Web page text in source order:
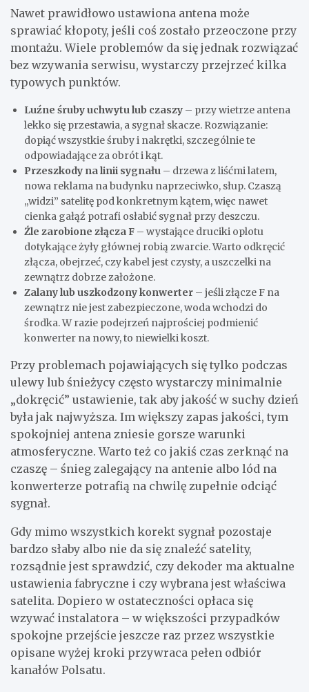
Nawet prawidłowo ustawiona antena może
sprawiać kłopoty, jeśli coś zostało przeoczone przy
montażu. Wiele problemów da się jednak rozwiązać
bez wzywania serwisu, wystarczy przejrzeć kilka
typowych punktów.
Luźne śruby uchwytu lub czaszy – przy wietrze antena
lekko się przestawia, a sygnał skacze. Rozwiązanie:
dopiąć wszystkie śruby i nakrętki, szczególnie te
odpowiadające za obrót i kąt.
Przeszkody na linii sygnału – drzewa z liśćmi latem,
nowa reklama na budynku naprzeciwko, słup. Czaszą
„widzi” satelitę pod konkretnym kątem, więc nawet
cienka gałąź potrafi osłabić sygnał przy deszczu.
Źle zarobione złącza F – wystające druciki oplotu
dotykające żyły głównej robią zwarcie. Warto odkręcić
złącza, obejrzeć, czy kabel jest czysty, a uszczelki na
zewnątrz dobrze założone.
Zalany lub uszkodzony konwerter – jeśli złącze F na
zewnątrz nie jest zabezpieczone, woda wchodzi do
środka. W razie podejrzeń najprościej podmienić
konwerter na nowy, to niewielki koszt.
Przy problemach pojawiających się tylko podczas
ulewy lub śnieżycy często wystarczy minimalnie
„dokręcić” ustawienie, tak aby jakość w suchy dzień
była jak najwyższa. Im większy zapas jakości, tym
spokojniej antena zniesie gorsze warunki
atmosferyczne. Warto też co jakiś czas zerknąć na
czaszę – śnieg zalegający na antenie albo lód na
konwerterze potrafią na chwilę zupełnie odciąć
sygnał.
Gdy mimo wszystkich korekt sygnał pozostaje
bardzo słaby albo nie da się znaleźć satelity,
rozsądnie jest sprawdzić, czy dekoder ma aktualne
ustawienia fabryczne i czy wybrana jest właściwa
satelita. Dopiero w ostateczności opłaca się
wzywać instalatora – w większości przypadków
spokojne przejście jeszcze raz przez wszystkie
opisane wyżej kroki przywraca pełen odbiór
kanałów Polsatu.